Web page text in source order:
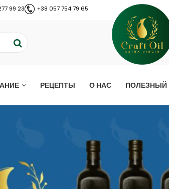
99 23 +38 057 754 79 65
РЕЦЕПТЫ О НАС ПОЛЕЗНЫЙ